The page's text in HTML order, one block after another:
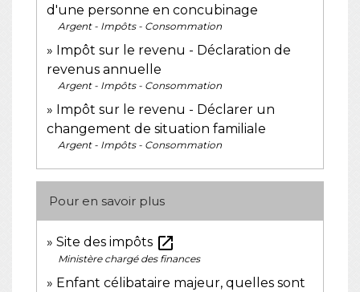
d'une personne en concubinage
Argent - Impôts - Consommation
Impôt sur le revenu - Déclaration de
revenus annuelle
Argent - Impôts - Consommation
Impôt sur le revenu - Déclarer un
changement de situation familiale
Argent - Impôts - Consommation
Pour en savoir plus
Site des impôts open_in_new
Ministère chargé des finances
Enfant célibataire majeur, quelles sont